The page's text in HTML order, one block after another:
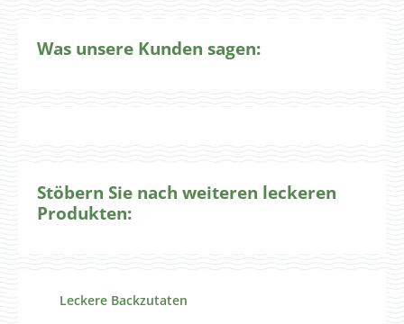
Was unsere Kunden sagen:
Stöbern Sie nach weiteren leckeren
Produkten:
Produktgalerie überspringen
Leckere Backzutaten